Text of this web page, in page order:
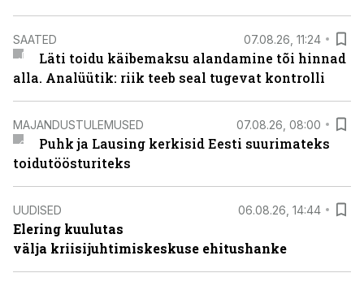
SAATED 07.08.26, 11:24
Läti toidu käibemaksu alandamine tõi hinnad
alla. Analüütik: riik teeb seal tugevat kontrolli
MAJANDUSTULEMUSED 07.08.26, 08:00
Puhk ja Lausing kerkisid Eesti suurimateks
toidutöösturiteks
UUDISED 06.08.26, 14:44
Elering kuulutas
välja kriisijuhtimiskeskuse ehitushanke